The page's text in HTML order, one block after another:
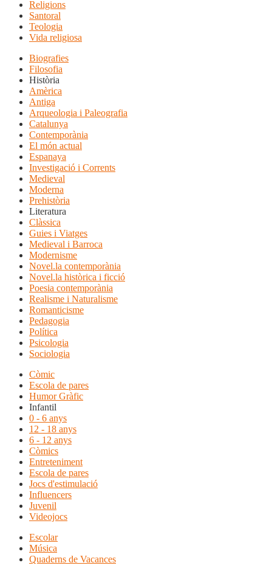
Religions
Santoral
Teologia
Vida religiosa
Biografies
Filosofia
Història
Amèrica
Antiga
Arqueologia i Paleografia
Catalunya
Contemporània
El món actual
Espanaya
Investigació i Corrents
Medieval
Moderna
Prehistòria
Literatura
Clàssica
Guies i Viatges
Medieval i Barroca
Modernisme
Novel.la contemporània
Novel.la històrica i ficció
Poesia contemporània
Realisme i Naturalisme
Romanticisme
Pedagogia
Política
Psicologia
Sociologia
Còmic
Escola de pares
Humor Gràfic
Infantil
0 - 6 anys
12 - 18 anys
6 - 12 anys
Còmics
Entreteniment
Escola de pares
Jocs d'estimulació
Influencers
Juvenil
Videojocs
Escolar
Música
Quaderns de Vacances